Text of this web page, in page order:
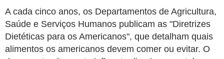
A cada cinco anos, os Departamentos de Agricultura,
Saúde e Serviços Humanos publicam as "Diretrizes
Dietéticas para os Americanos", que detalham quais
alimentos os americanos devem comer ou evitar. O